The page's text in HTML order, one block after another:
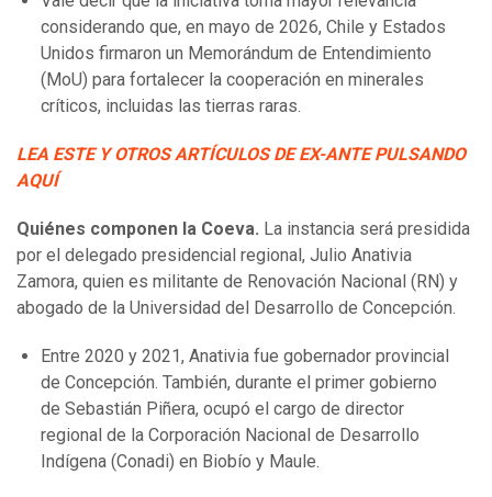
considerando que, en mayo de 2026, Chile y Estados
Unidos firmaron un Memorándum de Entendimiento
(MoU) para fortalecer la cooperación en minerales
críticos, incluidas las tierras raras.
LEA ESTE Y OTROS ARTÍCULOS DE EX-ANTE PULSANDO
AQUÍ
Quiénes componen la Coeva. La instancia será presidida
por el delegado presidencial regional, Julio Anativia
Zamora, quien es militante de Renovación Nacional (RN) y
abogado de la Universidad del Desarrollo de Concepción.
Entre 2020 y 2021, Anativia fue gobernador provincial
de Concepción. También, durante el primer gobierno
de Sebastián Piñera, ocupó el cargo de director
regional de la Corporación Nacional de Desarrollo
Indígena (Conadi) en Biobío y Maule.